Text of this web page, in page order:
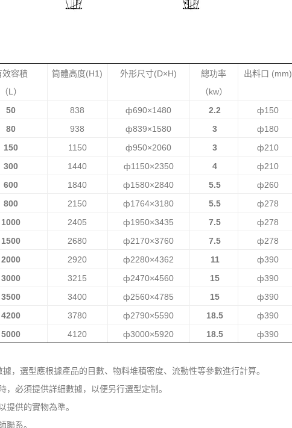
效容積
（L）
筒體高度(H1) 外形尺寸(D×H)
總功率
（kw）
出料口 (mm)
50
838 ф690×1480 2.2 ф150
80
938 ф839×1580 3 ф180
150
1150 ф950×2060 3 ф210
300
1440 ф1150×2350 4 ф210
600
1840 ф1580×2840 5.5 ф260
800
2150 ф1764×3180 5.5 ф278
1000
2405 ф1950×3435 7.5 ф278
1500
2680 ф2170×3760 7.5 ф278
2000
2920 ф2280×4362 11 ф390
3000
3215 ф2470×4560 15 ф390
3500
3400 ф2560×4785 15 ф390
4200
3780 ф2790×5590 18.5 ф390
5000
4120 ф3000×5920 18.5 ф390
，選型應根據產品的目數、物料堆積密度、流動性等參數進行計算。
須提供詳細數據，以便另行選型定制。
供的實物為準。
系。